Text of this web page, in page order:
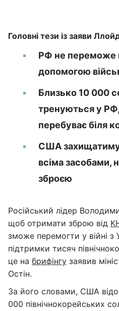
Головні тези із заяви
РФ не переможе в
допомогою
Близько 10 000
тренуються у
перебуває біля
США
всіма засобами,
зброєю
Російський лідер
щоб отримати зброю від
зможе перемогти у війні з
підтримки тисяч
це на брифінгу заявив
Остін.
За його словами, США
000 північнокорейських